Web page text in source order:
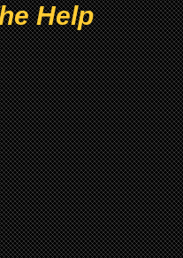
Help